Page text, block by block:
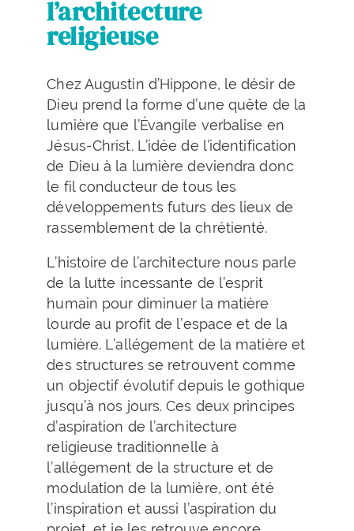
l’architecture
religieuse
Chez Augustin d’Hippone, le désir de
Dieu prend la forme d’une quête de la
lumière que l’Évangile verbalise en
Jésus-Christ. L’idée de l’identification
de Dieu à la lumière deviendra donc
le fil conducteur de tous les
développements futurs des lieux de
rassemblement de la chrétienté.
L’histoire de l’architecture nous parle
de la lutte incessante de l’esprit
humain pour diminuer la matière
lourde au profit de l’espace et de la
lumière. L’allégement de la matière et
des structures se retrouvent comme
un objectif évolutif depuis le gothique
jusqu’à nos jours. Ces deux principes
d’aspiration de l’architecture
religieuse traditionnelle à
l’allégement de la structure et de
modulation de la lumière, ont été
l’inspiration et aussi l’aspiration du